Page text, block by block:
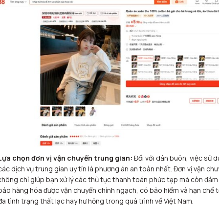
chọn đơn vị vận chuyển trung gian: Đối với dân buôn, việc sử
dịch vụ trung gian uy tín là phương án an toàn nhất. Đơn vị vận
chỉ giúp bạn xử lý các thủ tục thanh toán phức tạp mà còn đảm
hàng hóa được vận chuyển chính ngạch, có bảo hiểm và hạn chế
tình trạng thất lạc hay hư hỏng trong quá trình về Việt Nam.